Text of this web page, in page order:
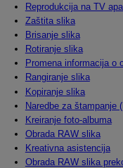
Reprodukcija na TV
Zaštita slika
Brisanje slika
Rotiranje slika
Promena informacija o
Rangiranje slika
Kopiranje slika
Naredbe za štampanje
Kreiranje foto-albuma
Obrada RAW slika
Kreativna asistencija
Obrada RAW slika